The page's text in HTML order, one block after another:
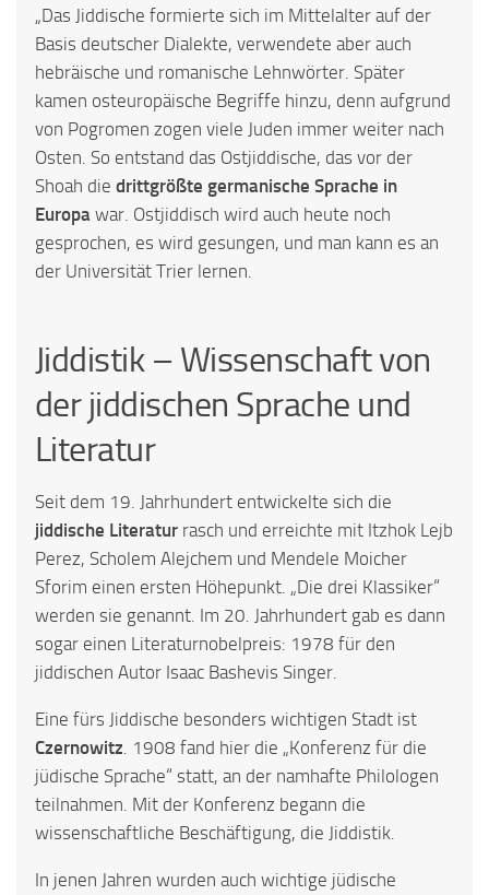
„Das Jiddische formierte sich im Mittelalter auf der
Basis deutscher Dialekte, verwendete aber auch
hebräische und romanische Lehnwörter. Später
kamen osteuropäische Begriffe hinzu, denn aufgrund
von Pogromen zogen viele Juden immer weiter nach
Osten. So entstand das Ostjiddische, das vor der
Shoah die drittgrößte germanische Sprache in
Europawar. Ostjiddisch wird auch heute noch
gesprochen, es wird gesungen, und man kann es an
der Universität Trier lernen.
Jiddistik – Wissenschaft von
der jiddischen Sprache und
Literatur
Seit dem 19. Jahrhundert entwickelte sich die
jiddische Literaturrasch und erreichte mit Itzhok Lejb
Perez, Scholem Alejchem und Mendele Moicher
Sforim einen ersten Höhepunkt. „Die drei Klassiker“
werden sie genannt. Im 20. Jahrhundert gab es dann
sogar einen Literaturnobelpreis: 1978 für den
jiddischen Autor Isaac Bashevis Singer.
Eine fürs Jiddische besonders wichtigen Stadt ist
Czernowitz . 1908 fand hier die „Konferenz für die
jüdische Sprache“ statt, an der namhafte Philologen
teilnahmen. Mit der Konferenz begann die
wissenschaftliche Beschäftigung, die Jiddistik.
In jenen Jahren wurden auch wichtige jüdische